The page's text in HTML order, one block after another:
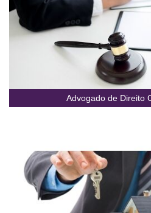
Advogado de Direito